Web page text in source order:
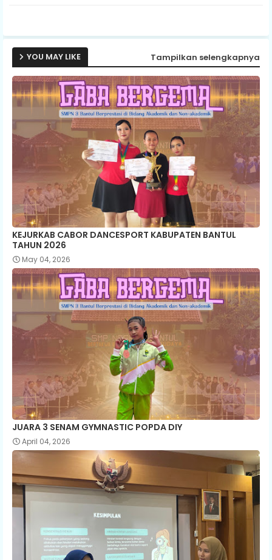
YOU MAY LIKE Tampilkan selengkapnya
KEJURKAB CABOR DANCESPORT KABUPATEN BANTUL
TAHUN 2026
May 04, 2026
JUARA 3 SENAM GYMNASTIC POPDA DIY
April 04, 2026